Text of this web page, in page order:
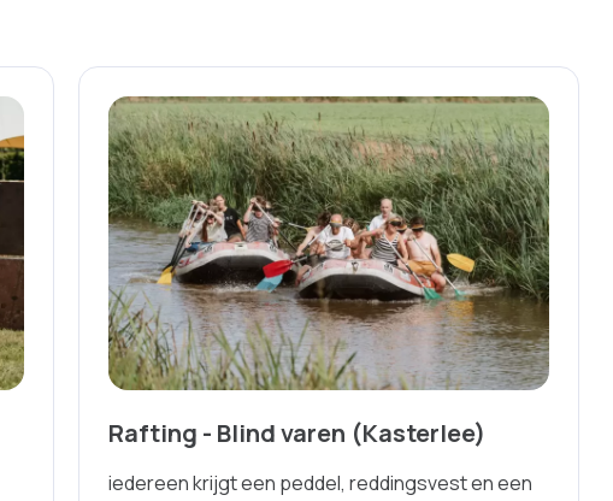
Rafting - Blind varen (Kasterlee)
iedereen krijgt een peddel, reddingsvest en een